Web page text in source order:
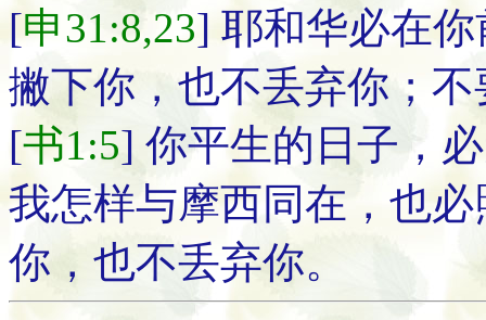
[申31:8,23] 耶和华必在
撇下你，也不丢弃你；
[书1:5] 你平生的日子，
我怎样与摩西同在，也
你，也不丢弃你。